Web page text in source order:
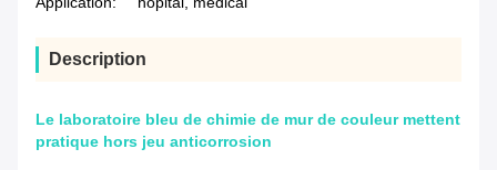
Description
Le laboratoire bleu de chimie de mur de couleur mettent
pratique hors jeu anticorrosion